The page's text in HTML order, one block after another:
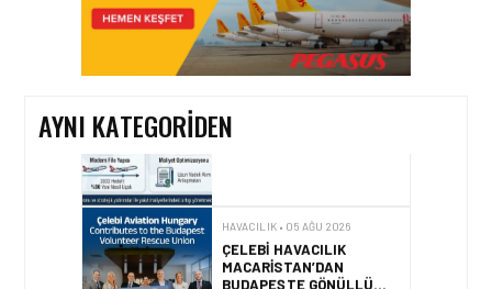
AYNI KATEGORIDEN
YAKIT MALIYETLERINDEKI
YÜZDE 46’LIK ARTIŞA
KARŞI HANGI ÖNLEMLER
ALINIYOR?
KURTARMA BIRLIĞI’NE
ANLAMLI DESTEK!